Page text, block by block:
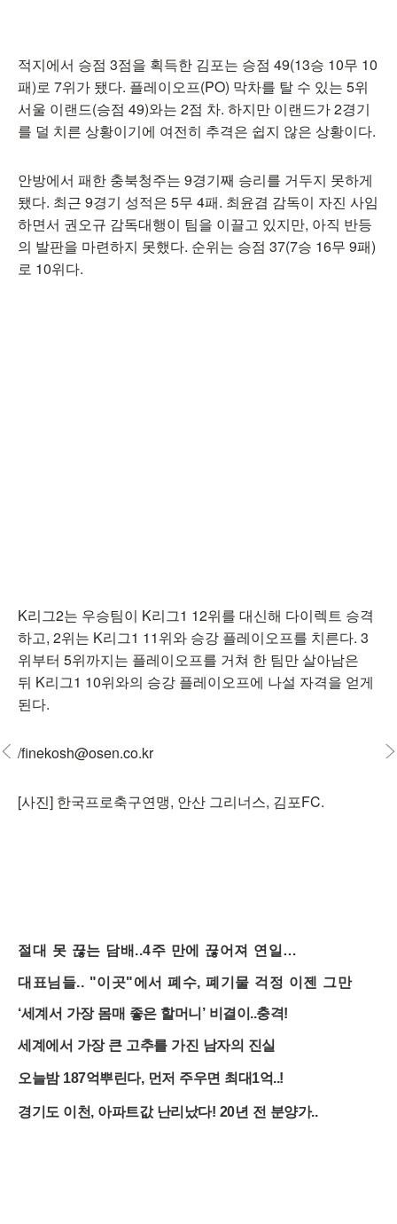
적지에서 승점 3점을 획득한 김포는 승점 49(13승 10무 10
패)로 7위가 됐다. 플레이오프(PO) 막차를 탈 수 있는 5위
서울 이랜드(승점 49)와는 2점 차. 하지만 이랜드가 2경기
를 덜 치른 상황이기에 여전히 추격은 쉽지 않은 상황이다.
안방에서 패한 충북청주는 9경기째 승리를 거두지 못하게
됐다. 최근 9경기 성적은 5무 4패. 최윤겸 감독이 자진 사임
하면서 권오규 감독대행이 팀을 이끌고 있지만, 아직 반등
의 발판을 마련하지 못했다. 순위는 승점 37(7승 16무 9패)
로 10위다.
K리그2는 우승팀이 K리그1 12위를 대신해 다이렉트 승격
하고, 2위는 K리그1 11위와 승강 플레이오프를 치른다. 3
위부터 5위까지는 플레이오프를 거쳐 한 팀만 살아남은
뒤 K리그1 10위와의 승강 플레이오프에 나설 자격을 얻게
된다.
/finekosh@osen.co.kr
[사진] 한국프로축구연맹, 안산 그리너스, 김포FC.